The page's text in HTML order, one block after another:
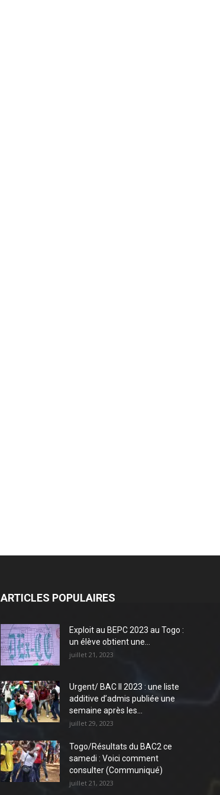
ARTICLES POPULAIRES
Exploit au BEPC 2023 au Togo :
un élève obtient une...
juillet 21, 2023
Urgent/ BAC II 2023 : une liste
additive d’admis publiée une
semaine après les...
juillet 29, 2023
Togo/Résultats du BAC2 ce
samedi : Voici comment
consulter (Communiqué)
juillet 21, 2023